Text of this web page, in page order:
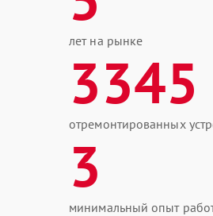
лет на рынке
3345
отремонтированных
3
минимальный опыт